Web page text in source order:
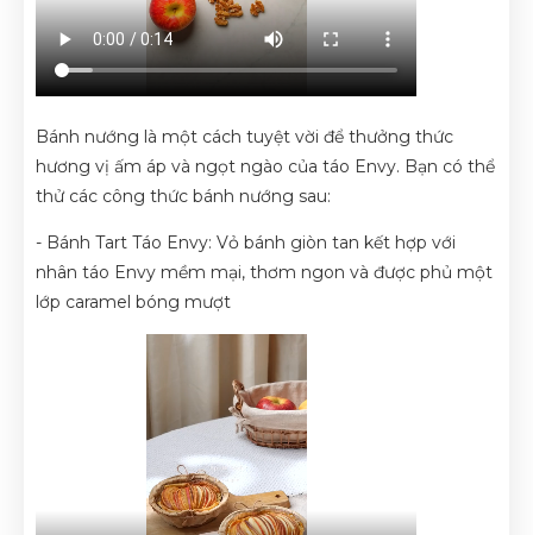
Bánh nướng là một cách tuyệt vời để thưởng thức
hương vị ấm áp và ngọt ngào của táo Envy. Bạn có thể
thử các công thức bánh nướng sau:
- Bánh Tart Táo Envy: Vỏ bánh giòn tan kết hợp với
nhân táo Envy mềm mại, thơm ngon và được phủ một
lớp caramel bóng mượt